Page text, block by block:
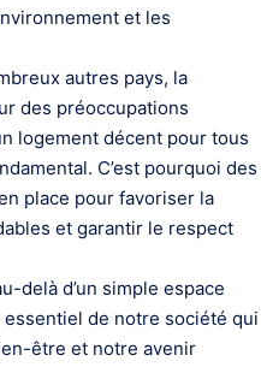
et les
autres pays, la
des préoccupations
logement décent pour tous
C’est pourquoi des
place pour favoriser la
et garantir le respect
delà d’un simple espace
essentiel de notre société qui
être et notre avenir